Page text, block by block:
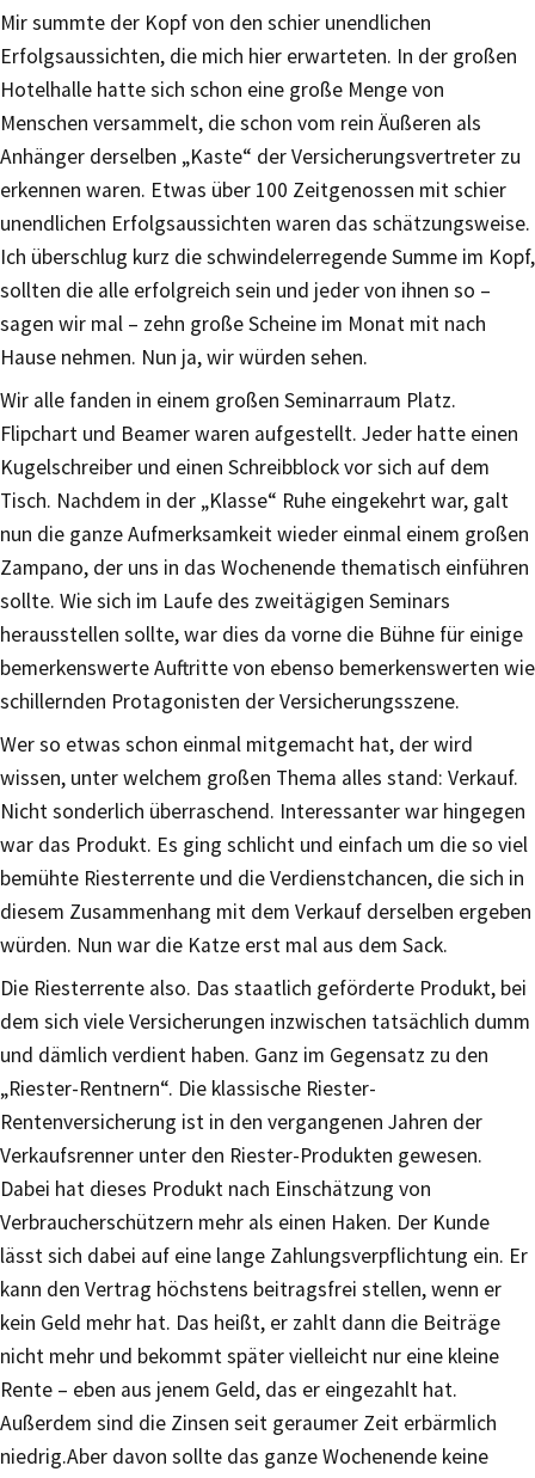
Mir summte der Kopf von den schier unendlichen
Erfolgsaussichten, die mich hier erwarteten. In der großen
Hotelhalle hatte sich schon eine große Menge von
Menschen versammelt, die schon vom rein Äußeren als
Anhänger derselben „Kaste“ der Versicherungsvertreter zu
erkennen waren. Etwas über 100 Zeitgenossen mit schier
unendlichen Erfolgsaussichten waren das schätzungsweise.
Ich überschlug kurz die schwindelerregende Summe im Kopf,
sollten die alle erfolgreich sein und jeder von ihnen so –
sagen wir mal – zehn große Scheine im Monat mit nach
Hause nehmen. Nun ja, wir würden sehen.
Wir alle fanden in einem großen Seminarraum Platz.
Flipchart und Beamer waren aufgestellt. Jeder hatte einen
Kugelschreiber und einen Schreibblock vor sich auf dem
Tisch. Nachdem in der „Klasse“ Ruhe eingekehrt war, galt
nun die ganze Aufmerksamkeit wieder einmal einem großen
Zampano, der uns in das Wochenende thematisch einführen
sollte. Wie sich im Laufe des zweitägigen Seminars
herausstellen sollte, war dies da vorne die Bühne für einige
bemerkenswerte Auftritte von ebenso bemerkenswerten wie
schillernden Protagonisten der Versicherungsszene.
Wer so etwas schon einmal mitgemacht hat, der wird
wissen, unter welchem großen Thema alles stand: Verkauf.
Nicht sonderlich überraschend. Interessanter war hingegen
war das Produkt. Es ging schlicht und einfach um die so viel
bemühte Riesterrente und die Verdienstchancen, die sich in
diesem Zusammenhang mit dem Verkauf derselben ergeben
würden. Nun war die Katze erst mal aus dem Sack.
Die Riesterrente also. Das staatlich geförderte Produkt, bei
dem sich viele Versicherungen inzwischen tatsächlich dumm
und dämlich verdient haben. Ganz im Gegensatz zu den
„Riester-Rentnern“. Die klassische Riester-
Rentenversicherung ist in den vergangenen Jahren der
Verkaufsrenner unter den Riester-Produkten gewesen.
Dabei hat dieses Produkt nach Einschätzung von
Verbraucherschützern mehr als einen Haken. Der Kunde
lässt sich dabei auf eine lange Zahlungsverpflichtung ein. Er
kann den Vertrag höchstens beitragsfrei stellen, wenn er
kein Geld mehr hat. Das heißt, er zahlt dann die Beiträge
nicht mehr und bekommt später vielleicht nur eine kleine
Rente – eben aus jenem Geld, das er eingezahlt hat.
Außerdem sind die Zinsen seit geraumer Zeit erbärmlich
niedrig.Aber davon sollte das ganze Wochenende keine